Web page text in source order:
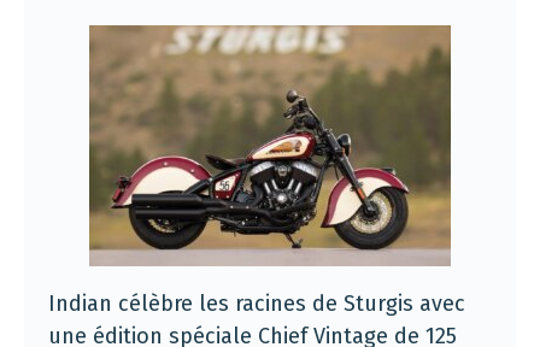
Indian célèbre les racines de Sturgis avec
une édition spéciale Chief Vintage de 125